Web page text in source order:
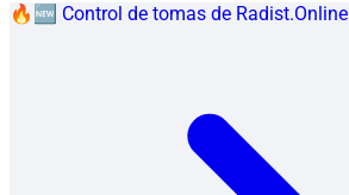
🔥🆕 Control de tomas de Radist.Online